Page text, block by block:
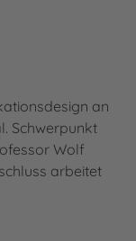
an
Schwerpunkt
Wolf
arbeitet